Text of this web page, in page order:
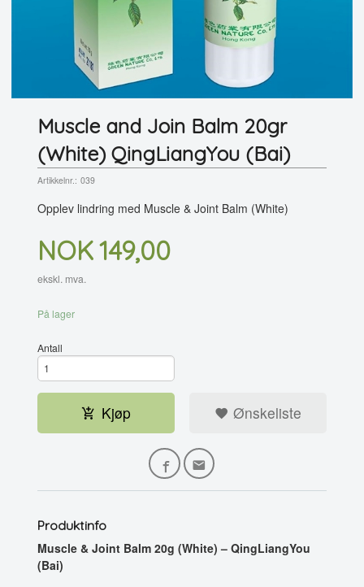
Muscle and Join Balm 20gr
(White) QingLiangYou (Bai)
Artikkelnr.: 039
Opplev lindring med Muscle & Joint Balm (White)
Pris
NOK149,00
ekskl. mva.
På lager
Antall
Kjøp Ønskeliste
Produktinfo
Muscle & Joint Balm 20g (White) – QingLiangYou
(Bai)